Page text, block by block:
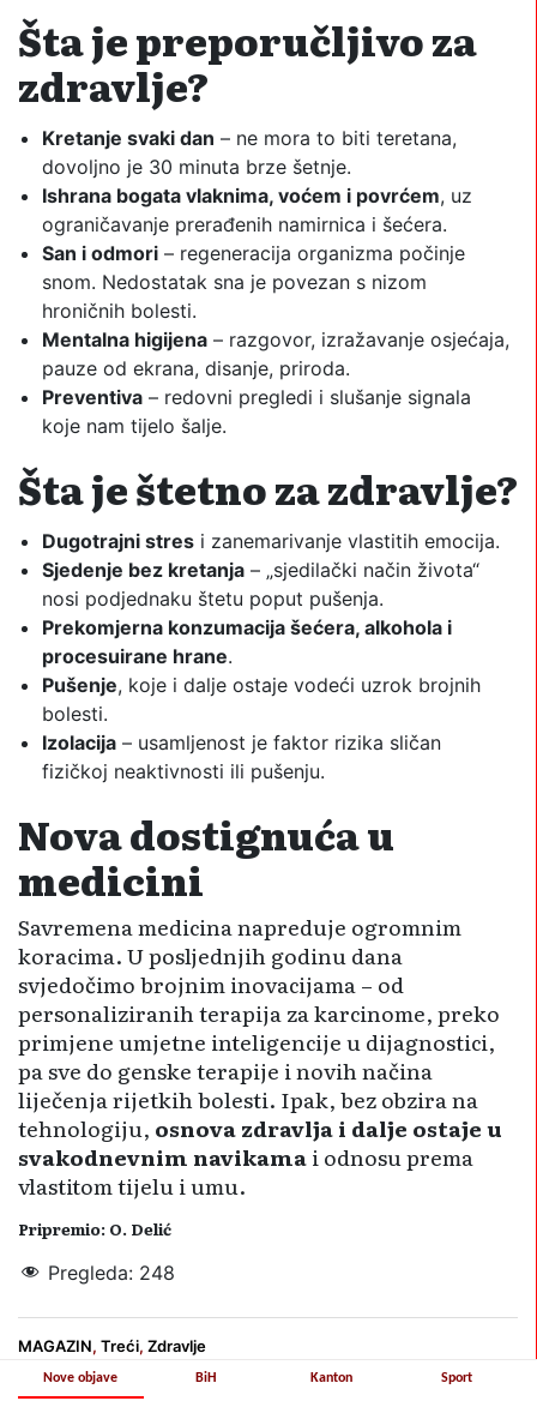
Šta je preporučljivo za
zdravlje?
Kretanje svaki dan – ne mora to biti teretana,
dovoljno je 30 minuta brze šetnje.
Ishrana bogata vlaknima, voćem i povrćem, uz
ograničavanje prerađenih namirnica i šećera.
San i odmori – regeneracija organizma počinje
snom. Nedostatak sna je povezan s nizom
hroničnih bolesti.
Mentalna higijena – razgovor, izražavanje osjećaja,
pauze od ekrana, disanje, priroda.
Preventiva – redovni pregledi i slušanje signala
koje nam tijelo šalje.
Šta je štetno za zdravlje?
Dugotrajni stres i zanemarivanje vlastitih emocija.
Sjedenje bez kretanja – „sjedilački način života“
nosi podjednaku štetu poput pušenja.
Prekomjerna konzumacija šećera, alkohola i
procesuirane hrane.
Pušenje, koje i dalje ostaje vodeći uzrok brojnih
bolesti.
Izolacija – usamljenost je faktor rizika sličan
fizičkoj neaktivnosti ili pušenju.
Nova dostignuća u
medicini
Savremena medicina napreduje ogromnim
koracima. U posljednjih godinu dana
svjedočimo brojnim inovacijama – od
personaliziranih terapija za karcinome, preko
primjene umjetne inteligencije u dijagnostici,
pa sve do genske terapije i novih načina
liječenja rijetkih bolesti. Ipak, bez obzira na
tehnologiju, osnova zdravlja i dalje ostaje u
svakodnevnim navikamai odnosu prema
vlastitom tijelu i umu.
Pripremio: O. Delić
Pregleda: 248
MAGAZIN, Treći, Zdravlje
Nove objave BiH Kanton Sport